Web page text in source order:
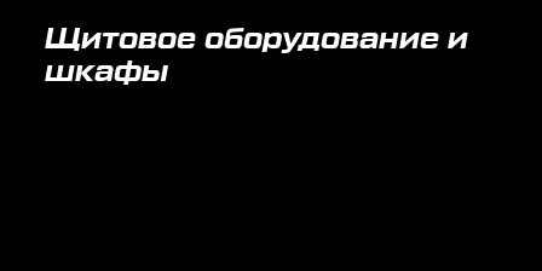
Щитовое оборудование и
шкафы